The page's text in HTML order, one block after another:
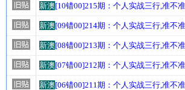
新澳[10错00]215期：个人实战三行,准不
新澳[09错00]214期：个人实战三行,准不
新澳[08错00]213期：个人实战三行,准不
新澳[07错00]212期：个人实战三行,准不
新澳[06错00]211期：个人实战三行,准不